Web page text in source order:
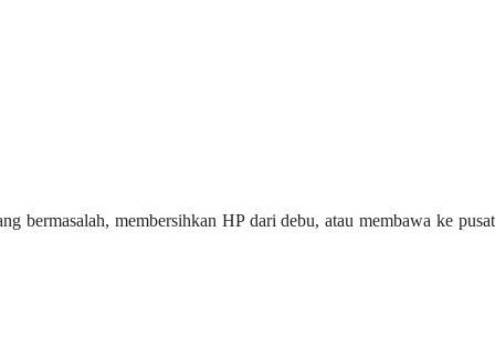
bermasalah, membersihkan HP dari debu, atau membawa ke pusat